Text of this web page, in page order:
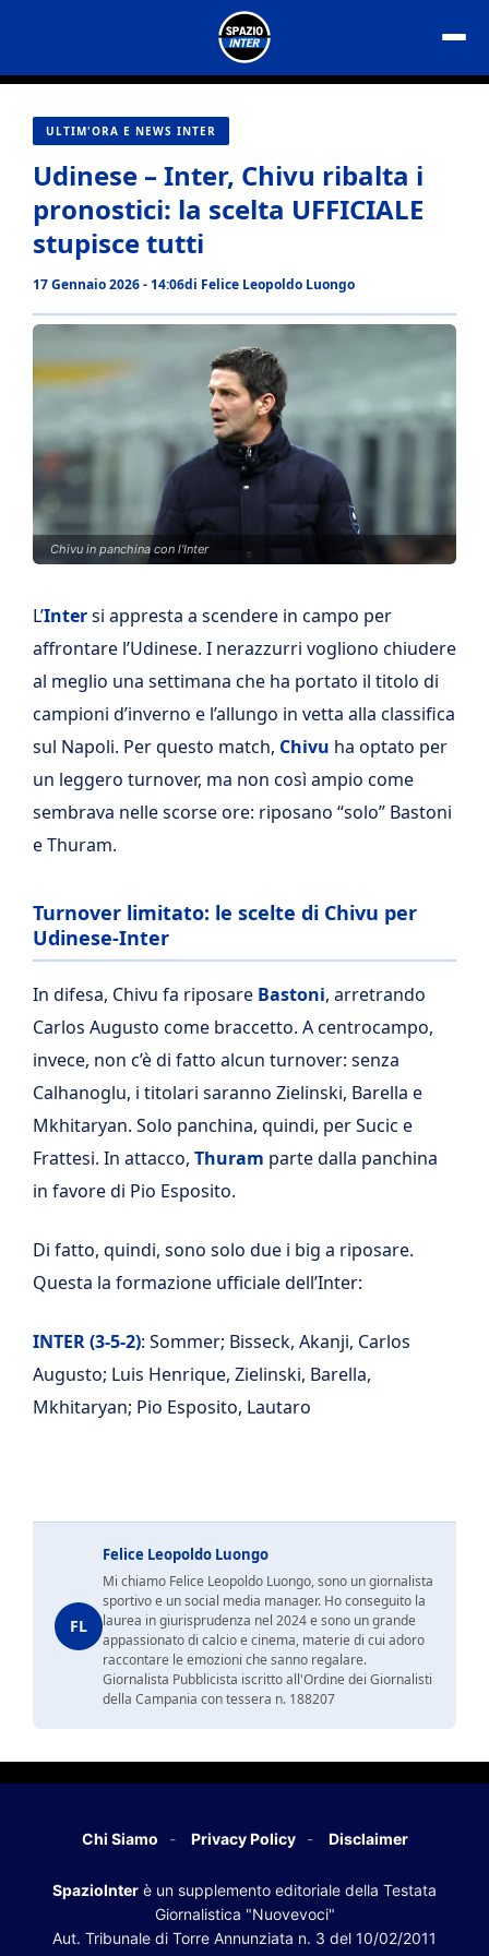
contenuto
ULTIM'ORA E NEWS INTER
Udinese – Inter, Chivu ribalta i
pronostici: la scelta UFFICIALE
stupisce tutti
17 Gennaio 2026 - 14:06di Felice Leopoldo Luongo
Chivu in panchina con l'Inter
L’Intersi appresta a scendere in campo per
affrontare l’Udinese. I nerazzurri vogliono chiudere
al meglio una settimana che ha portato il titolo di
campioni d’inverno e l’allungo in vetta alla classifica
sul Napoli. Per questo match, Chivu ha optato per
un leggero turnover, ma non così ampio come
sembrava nelle scorse ore: riposano “solo” Bastoni
e Thuram.
Turnover limitato: le scelte di Chivu per
Udinese-Inter
In difesa, Chivu fa riposare Bastoni, arretrando
Carlos Augusto come braccetto. A centrocampo,
invece, non c’è di fatto alcun turnover: senza
Calhanoglu, i titolari saranno Zielinski, Barella e
Mkhitaryan. Solo panchina, quindi, per Sucic e
Frattesi. In attacco, Thuram parte dalla panchina
in favore di Pio Esposito.
Di fatto, quindi, sono solo due i big a riposare.
Questa la formazione ufficiale dell’Inter:
INTER (3-5-2): Sommer; Bisseck, Akanji, Carlos
Augusto; Luis Henrique, Zielinski, Barella,
Mkhitaryan; Pio Esposito, Lautaro
FL
Felice Leopoldo Luongo
Mi chiamo Felice Leopoldo Luongo, sono un giornalista
sportivo e un social media manager. Ho conseguito la
laurea in giurisprudenza nel 2024 e sono un grande
appassionato di calcio e cinema, materie di cui adoro
raccontare le emozioni che sanno regalare.
Giornalista Pubblicista iscritto all'Ordine dei Giornalisti
della Campania con tessera n. 188207
Chi Siamo Privacy Policy Disclaimer
SpazioInter è un supplemento editoriale della Testata
Giornalistica "Nuovevoci"
Aut. Tribunale di Torre Annunziata n. 3 del 10/02/2011